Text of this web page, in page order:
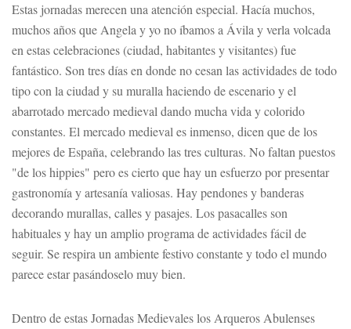
Estas jornadas merecen una atención especial. Hacía muchos,
muchos años que Angela y yo no íbamos a Ávila y verla volcada
en estas celebraciones (ciudad, habitantes y visitantes) fue
fantástico. Son tres días en donde no cesan las actividades de todo
tipo con la ciudad y su muralla haciendo de escenario y el
abarrotado mercado medieval dando mucha vida y colorido
constantes. El mercado medieval es inmenso, dicen que de los
mejores de España, celebrando las tres culturas. No faltan puestos
"de los hippies" pero es cierto que hay un esfuerzo por presentar
gastronomía y artesanía valiosas. Hay pendones y banderas
decorando murallas, calles y pasajes. Los pasacalles son
habituales y hay un amplio programa de actividades fácil de
seguir. Se respira un ambiente festivo constante y todo el mundo
parece estar pasándoselo muy bien.
Dentro de estas Jornadas Medievales los Arqueros Abulenses